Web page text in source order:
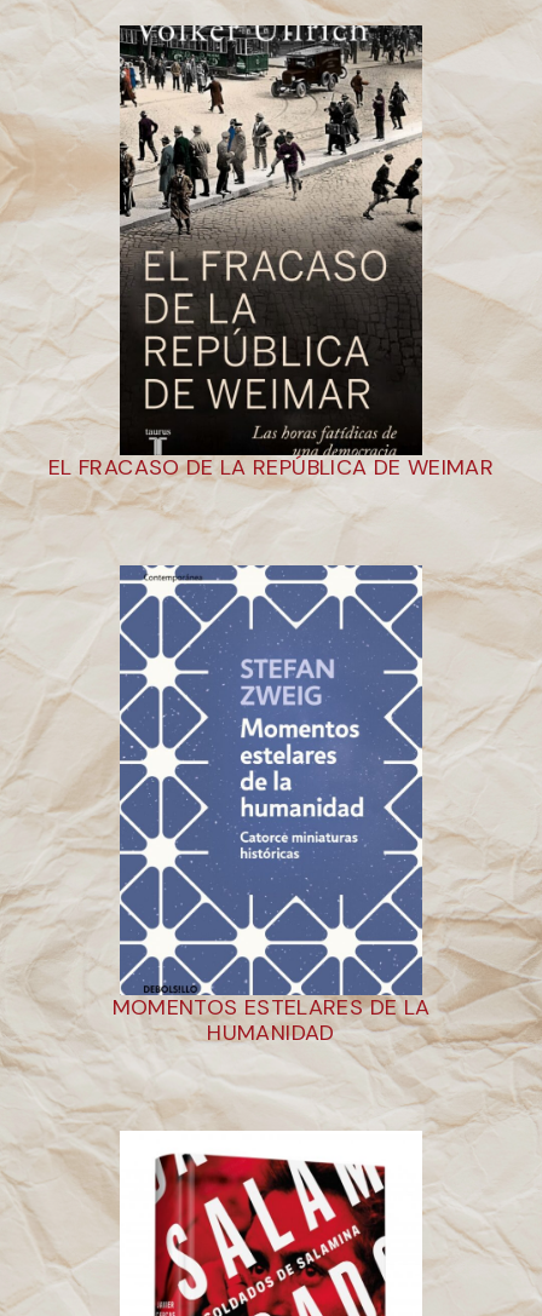
EL FRACASO DE LA REPÚBLICA DE WEIMAR
MOMENTOS ESTELARES DE LA
HUMANIDAD